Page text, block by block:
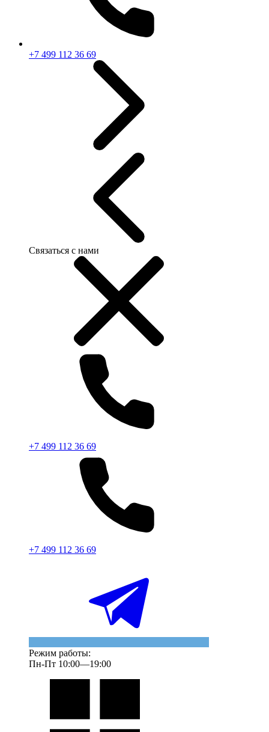
+7 499 112 36 69
Связаться с нами
+7 499 112 36 69
+7 499 112 36 69
Режим работы:
Пн-Пт 10:00—19:00